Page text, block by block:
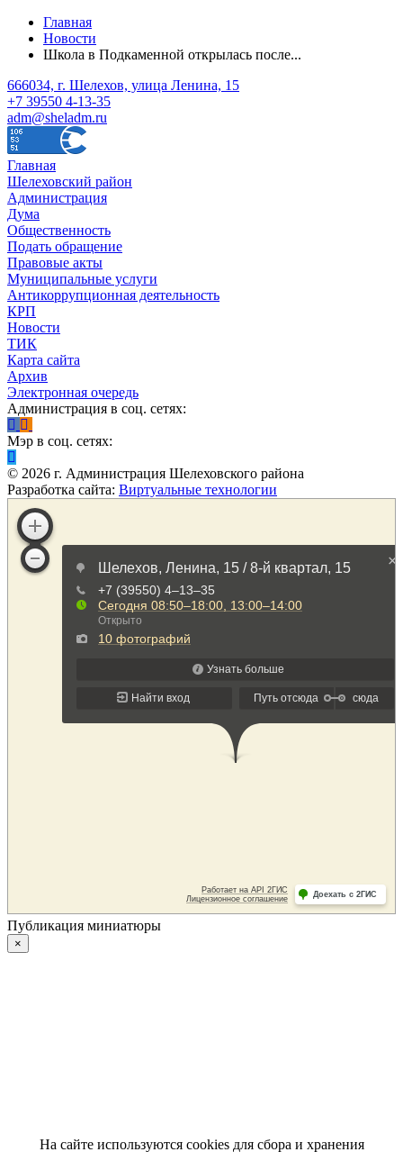
Главная
Новости
Школа в Подкаменной открылась после...
666034, г. Шелехов, улица Ленина, 15
+7 39550 4-13-35
adm@sheladm.ru
Главная
Шелеховский район
Администрация
Дума
Общественность
Подать обращение
Правовые акты
Муниципальные услуги
Антикоррупционная деятельность
КРП
Новости
ТИК
Карта сайта
Архив
Электронная очередь
Администрация в соц. сетях:
Мэр в соц. сетях:
© 2026 г. Администрация Шелеховского района
Разработка сайта: Виртуальные технологии
Публикация миниатюры
×
На сайте используются cookies для сбора и хранения